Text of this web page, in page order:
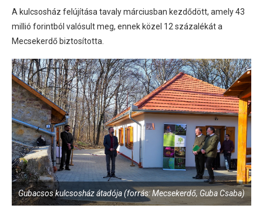
A kulcsosház felújítása tavaly márciusban kezdődött, amely 43
millió forintból valósult meg, ennek közel 12 százalékát a
Mecsekerdő biztosította.
Gubacsos kulcsosház átadója (forrás: Mecsekerdő, Guba Csaba)